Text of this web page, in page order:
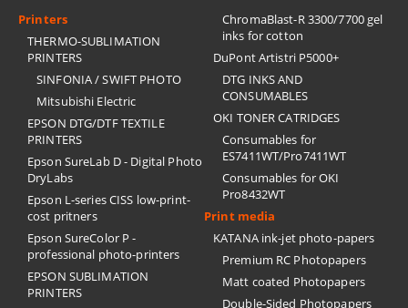
Printers
THERMO-SUBLIMATION
PRINTERS
SINFONIA / SWIFT PHOTO
Mitsubishi Electric
EPSON DTG/DTF TEXTILE
PRINTERS
Epson SureLab D - Digital Photo
DryLabs
Epson L-series CISS low-print-
cost pritners
Epson SureColor P -
professional photo-printers
EPSON SUBLIMATION
PRINTERS
ChromaBlast-R 3300/7700 gel
inks for cotton
DuPont Artistri P5000+
DTG INKS AND
CONSUMABLES
OKI TONER CATRIDGES
Consumables for
ES7411WT/Pro7411WT
Consumables for OKI
Pro8432WT
Print media
KATANA ink-jet photo-papers
Premium RC Photopapers
Matt coated Photopapers
Double-Sided Photopapers